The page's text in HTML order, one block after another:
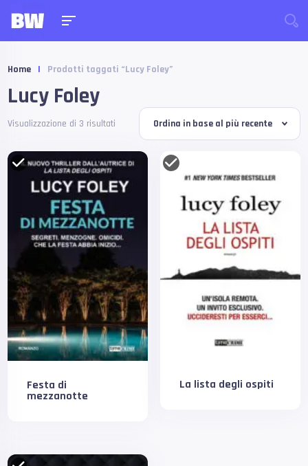
Home | Prodotti taggati “Lucy Foley”
Lucy Foley
Visualizzazione di 3 risultati
Festa di
mezzanotte
La lista degli ospiti